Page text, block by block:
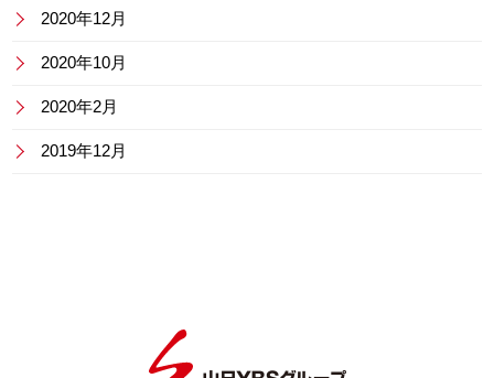
2020年12月
2020年10月
2020年2月
2019年12月